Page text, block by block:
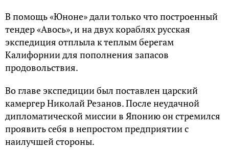
В помощь «Юноне» дали только что построенный
тендер «Авось», и на двух кораблях русская
экспедиция отплыла к теплым берегам
Калифорнии для пополнения запасов
продовольствия.
Во главе экспедиции был поставлен царский
камергер Николай Резанов. После неудачной
дипломатической миссии в Японию он стремился
проявить себя в непростом предприятии с
наилучшей стороны.